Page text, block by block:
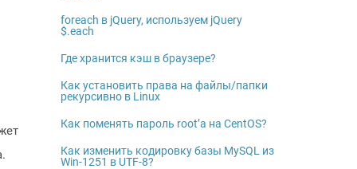
foreach в jQuery, используем jQuery
$.each
Где хранится кэш в браузере?
Как установить права на файлы/папки
рекурсивно в Linux
Как поменять пароль root’а на CentOS?
Как изменить кодировку базы MySQL из
Win-1251 в UTF-8?